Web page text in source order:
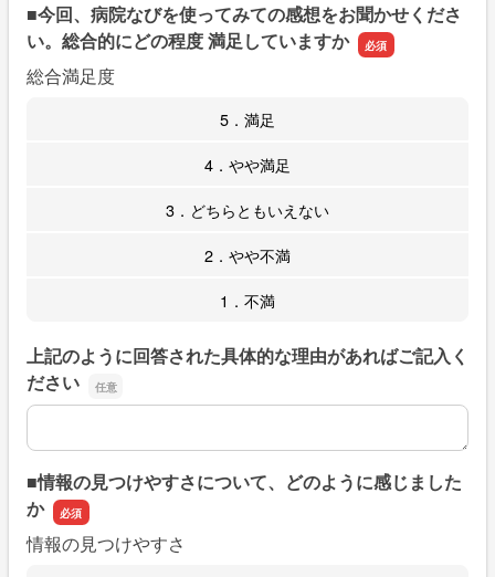
■今回、病院なびを使ってみての感想をお聞かせくださ
い。総合的にどの程度 満足していますか
総合満足度
5．満足
4．やや満足
3．どちらともいえない
2．やや不満
1．不満
上記のように回答された具体的な理由があればご記入く
ださい
上記のように回答された具体的な理由があればご記入くだ
■情報の見つけやすさについて、どのように感じました
か
情報の見つけやすさ